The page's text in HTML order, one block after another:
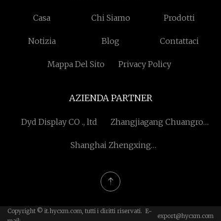
Casa Chi Siamo Prodotti
Notizia Blog Contattaci
Mappa Del Sito Privacy Policy
AZIENDA PARTNER
Dyd Display CO ., ltd
Zhangjiagang Chuangrong
Shanghai Zhengxing
Copyright © it.hycxm.com, tutti i diritti riservati. E-
export@hycxm.com